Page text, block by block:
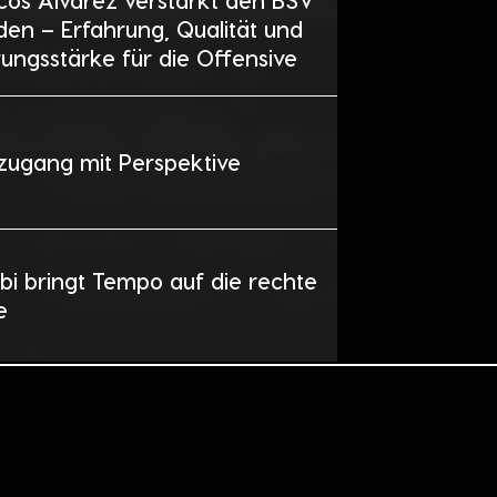
– Erfahrung, Qualität und
für die Offensive
mit Perspektive
bringt Tempo auf die rechte